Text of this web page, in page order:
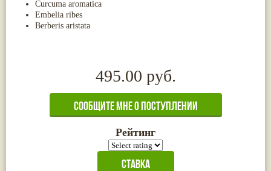
Curcuma aromatica
Embelia ribes
Berberis aristata
495.00 руб.
Рейтинг